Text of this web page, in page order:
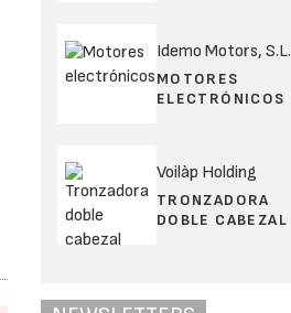
Idemo Motors, S.L.
MOTORES
ELECTRÓNICOS
Voilàp Holding
TRONZADORA
DOBLE CABEZAL